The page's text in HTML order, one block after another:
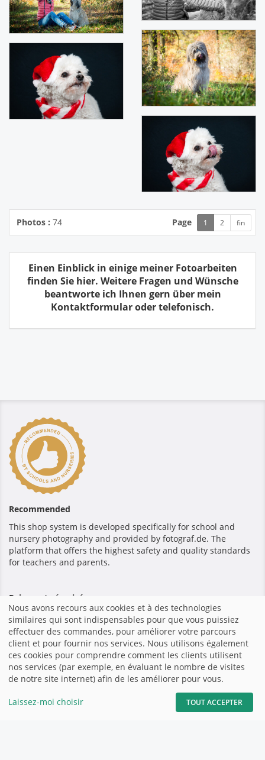
Photos : 74 Page 1 2 fin
Einen Einblick in einige meiner Fotoarbeiten
finden Sie hier. Weitere Fragen und Wünsche
beantworte ich Ihnen gern über mein
Kontaktformular oder telefonisch.
Recommended
This shop system is developed specifically for school and
nursery photography and provided by fotograf.de. The
platform that offers the highest safety and quality standards
for teachers and parents.
Paiement sécurisé
Accueil|Mentions légales|Conditions générales de vente et
d’utilisation |Site Web - fotograf.de |
Nous avons recours aux cookies et à des technologies
similaires qui sont indispensables pour que vous puissiez
effectuer des commandes, pour améliorer votre parcours
client et pour fournir nos services. Nous utilisons également
ces cookies pour comprendre comment les clients utilisent
nos services (par exemple, en évaluant le nombre de visites
de notre site internet) afin de les améliorer pour vous.
Laissez-moi choisir TOUT ACCEPTER